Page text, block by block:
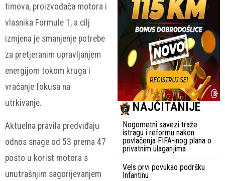
timova, proizvođača motora i
vlasnika Formule 1, a cilj
izmjena je smanjenje potrebe
za pretjeranim upravljanjem
energijom tokom kruga i
vraćanje fokusa na
utrkivanje.
Aktuelna pravila predviđaju
odnos snage od 53 prema 47
posto u korist motora s
unutrašnjim sagorijevanjem
NAJČITANIJE
Nogometni savezi traže
istragu i reformu nakon
povlačenja FIFA-inog plana o
privatnim ulaganjima
Vels prvi povukao podršku
Infantinu